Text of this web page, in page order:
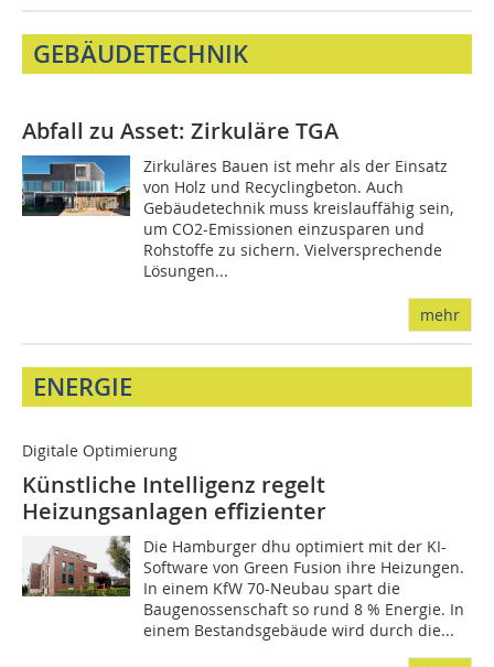
GEBÄUDETECHNIK
Abfall zu Asset: Zirkuläre TGA
Zirkuläres Bauen ist mehr als der Einsatz
von Holz und Recyclingbeton. Auch
Gebäudetechnik muss kreislauffähig sein,
um CO2-Emissionen einzusparen und
Rohstoffe zu sichern. Vielversprechende
Lösungen...
mehr
ENERGIE
Digitale Optimierung
Künstliche Intelligenz regelt
Heizungsanlagen effizienter
Die Hamburger dhu optimiert mit der KI-
Software von Green Fusion ihre Heizungen.
In einem KfW 70-Neubau spart die
Baugenossenschaft so rund 8 % Energie. In
einem Bestandsgebäude wird durch die...